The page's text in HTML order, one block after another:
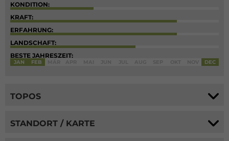
KONDITION:
KRAFT:
ERFAHRUNG:
LANDSCHAFT:
BESTE JAHRESZEIT:
JAN FEB DEC
TOPOS
STANDORT / KARTE